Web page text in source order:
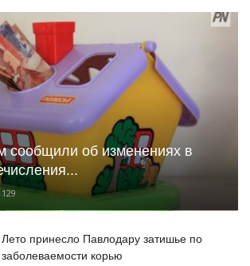
сообщили об изменениях в
129
Лето принесло Павлодару затишье по
заболеваемости корью